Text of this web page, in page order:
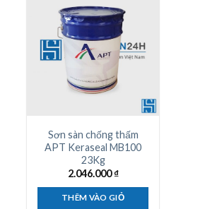
Sơn sàn chống thấm
APT Keraseal MB100
23Kg
2.046.000₫
THÊM VÀO GIỎ